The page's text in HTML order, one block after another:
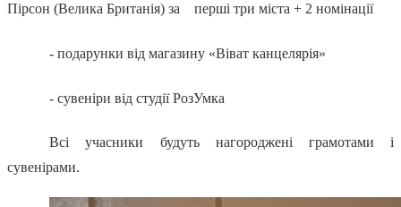
Пірсон (Велика Британія) за
перші три міста + 2 номінації
- подарунки від магазину «Віват канцелярія»
- сувеніри від студії РозУмка
Всі учасники будуть нагороджені грамотами і
сувенірами.